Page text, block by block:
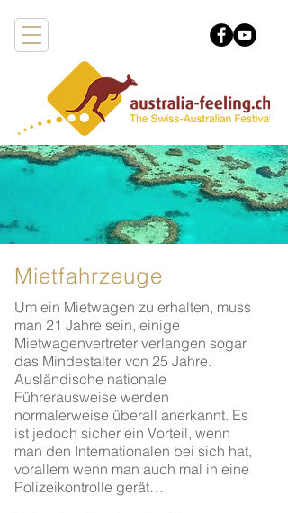
Mietfahrzeuge
Um ein Mietwagen zu erhalten, muss
man 21 Jahre sein, einige
Mietwagenvertreter verlangen sogar
das Mindestalter von 25 Jahre.
Ausländische nationale
Führerausweise werden
normalerweise überall anerkannt. Es
ist jedoch sicher ein Vorteil, wenn
man den Internationalen bei sich hat,
vorallem wenn man auch mal in eine
Polizeikontrolle gerät…